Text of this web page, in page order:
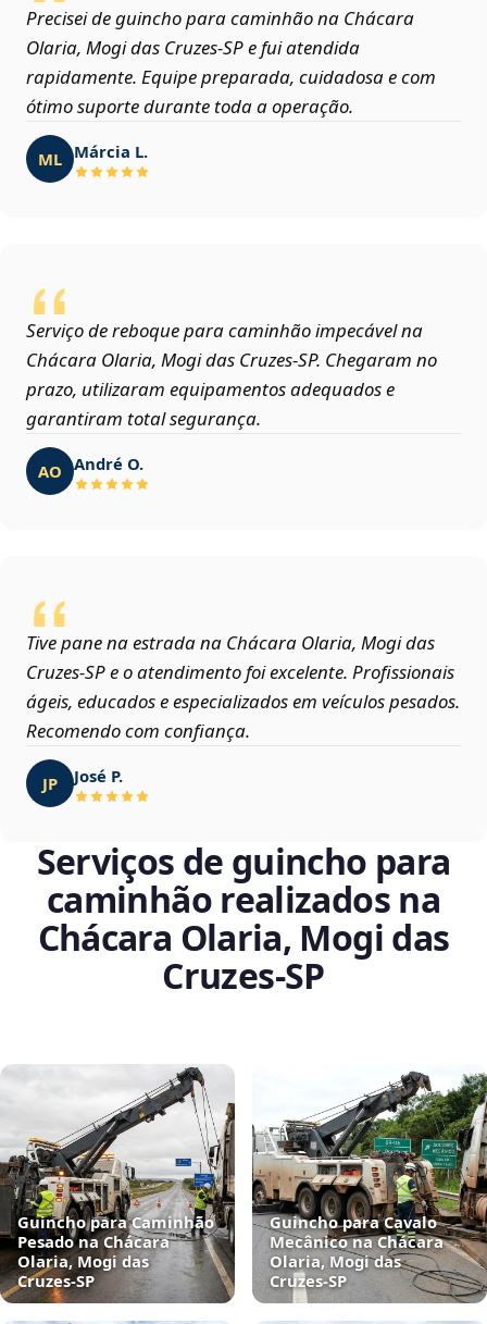
Precisei de guincho para caminhão na Chácara
Olaria, Mogi das Cruzes‑SP e fui atendida
rapidamente. Equipe preparada, cuidadosa e com
ótimo suporte durante toda a operação.
ML Márcia L.
Serviço de reboque para caminhão impecável na
Chácara Olaria, Mogi das Cruzes‑SP. Chegaram no
prazo, utilizaram equipamentos adequados e
garantiram total segurança.
AO André O.
Tive pane na estrada na Chácara Olaria, Mogi das
Cruzes‑SP e o atendimento foi excelente. Profissionais
ágeis, educados e especializados em veículos pesados.
Recomendo com confiança.
JP José P.
Serviços de guincho para
caminhão realizados na
Chácara Olaria, Mogi das
Cruzes‑SP
Guincho para Caminhão
Pesado na Chácara
Olaria, Mogi das
Cruzes‑SP
Guincho para Cavalo
Mecânico na Chácara
Olaria, Mogi das
Cruzes‑SP